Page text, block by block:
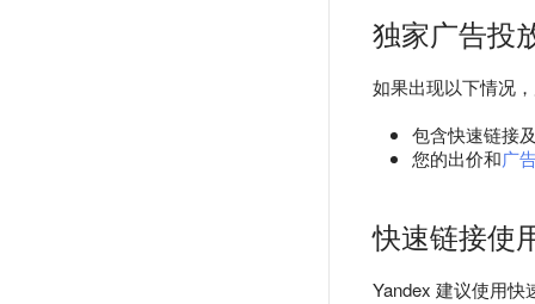
独家广告投
如果出现以下情况
包含快速链接
您的出价和广
快速链接使
Yandex 建议使用快